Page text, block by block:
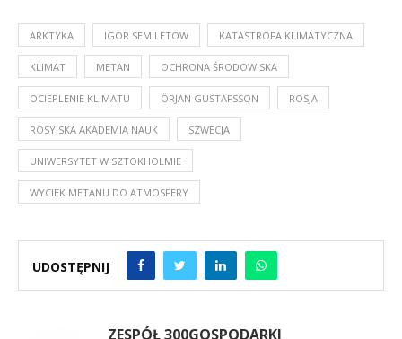
ARKTYKA IGOR SEMILETOW KATASTROFA KLIMATYCZNA
KLIMAT METAN OCHRONA ŚRODOWISKA
OCIEPLENIE KLIMATU ÖRJAN GUSTAFSSON ROSJA
ROSYJSKA AKADEMIA NAUK SZWECJA
UNIWERSYTET W SZTOKHOLMIE
WYCIEK METANU DO ATMOSFERY
UDOSTĘPNIJ
ZESPÓŁ 300GOSPODARKI